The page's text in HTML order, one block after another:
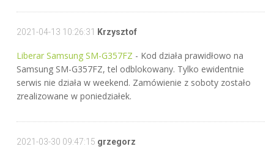
2021-04-13 10:26:31 Krzysztof
Liberar Samsung SM-G357FZ - Kod działa prawidłowo na
Samsung SM-G357FZ, tel odblokowany. Tylko ewidentnie
serwis nie działa w weekend. Zamówienie z soboty zostało
zrealizowane w poniedziałek.
2021-03-30 09:47:15 grzegorz